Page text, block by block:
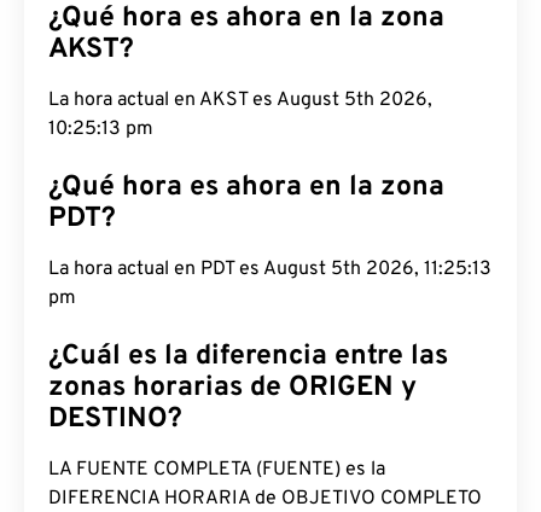
¿Qué hora es ahora en la zona
AKST?
La hora actual en AKST es August 5th 2026,
10:25:14 pm
¿Qué hora es ahora en la zona
PDT?
La hora actual en PDT es August 5th 2026, 11:25:14
pm
¿Cuál es la diferencia entre las
zonas horarias de ORIGEN y
DESTINO?
LA FUENTE COMPLETA (FUENTE) es la
DIFERENCIA HORARIA de OBJETIVO COMPLETO